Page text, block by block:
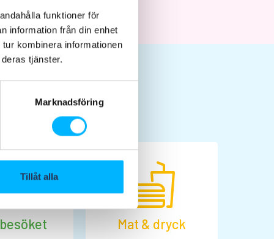
funktioner för
information från din enhet
kombinera informationen
tjänster.
Marknadsföring
Tillåt alla
Mat & dryck